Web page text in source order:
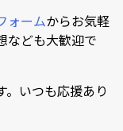
ォームからお気軽
なども大歓迎で
いつも応援あり